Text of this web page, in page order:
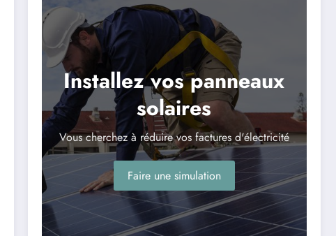
Installez vos panneaux
solaires
Vous cherchez à réduire vos factures d'électricité
Faire une simulation